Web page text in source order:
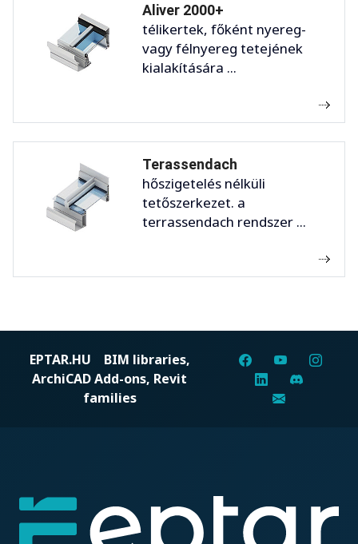
Aliver 2000+
télikertek, főként nyereg-
vagy félnyereg tetejének
kialakítására ...
Terassendach
hőszigetelés nélküli
tetőszerkezet. a
terrassendach rendszer ...
EPTAR.HU BIM libraries,
ArchiCAD Add-ons, Revit
families